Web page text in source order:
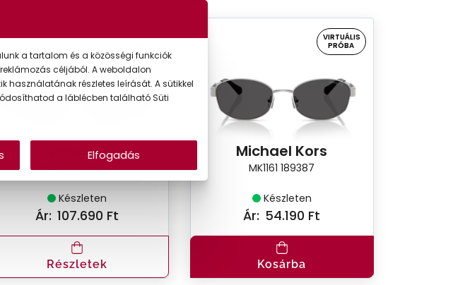
VIRTUÁLIS
Versace
VE4480U GB1/87
Készleten
Ár: 107.690 Ft
Részletek
VIRTUÁLIS
PRÓBA
Michael Kors
MK1161 189387
Készleten
Ár: 54.190 Ft
Kosárba
a tartalom és a közösségi funkciók
céljából. A weboldalon
használatának részletes leírását. A sütikkel
a láblécben található Süti
Elfogadás